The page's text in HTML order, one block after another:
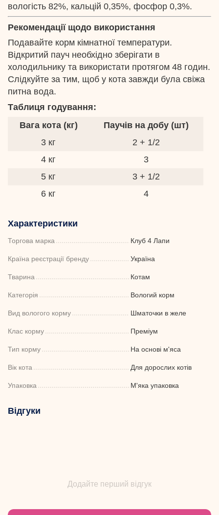
вологість 82%, кальцій 0,35%, фосфор 0,3%.
Рекомендації щодо використання
Подавайте корм кімнатної температури.
Відкритий пауч необхідно зберігати в
холодильнику та використати протягом 48 годин.
Слідкуйте за тим, щоб у кота завжди була свіжа
питна вода.
Таблиця годування:
Вага кота (кг)
Паучів на добу (шт)
3 кг
2 + 1/2
4 кг
3
5 кг
3 + 1/2
6 кг
4
Характеристики
Торгова марка Клуб 4 Лапи
Країна реєстрації бренду Україна
Тварина Котам
Категорія Вологий корм
Вид вологого корму Шматочки в желе
Клас корму Преміум
Тип корму На основі м'яса
Вік кота Для дорослих котів
Упаковка М'яка упаковка
Відгуки
Додайте перший відгук